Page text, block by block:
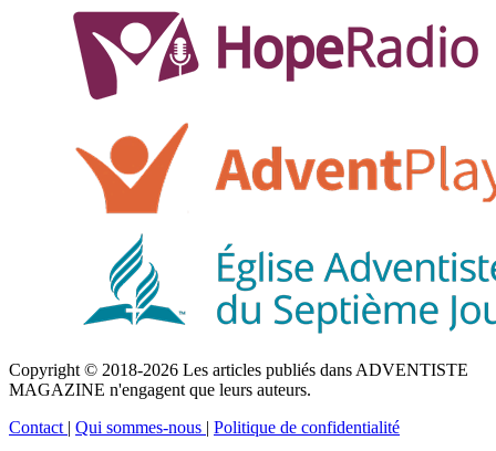
Copyright © 2018-2026 Les articles publiés dans ADVENTISTE
MAGAZINE n'engagent que leurs auteurs.
Contact | Qui sommes-nous | Politique de confidentialité